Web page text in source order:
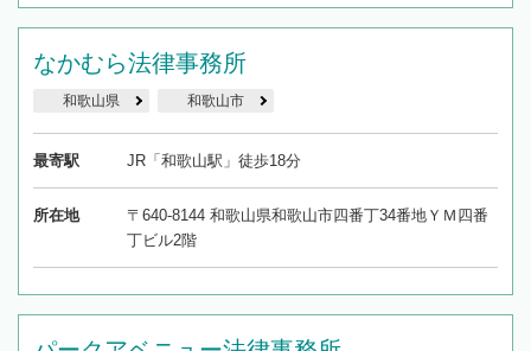
なかむら法律事務所
和歌山県 和歌山市
最寄駅 JR「和歌山駅」徒歩18分
所在地
〒640-8144 和歌山県和歌山市四番丁34番地ＹＭ四番
丁ビル2階